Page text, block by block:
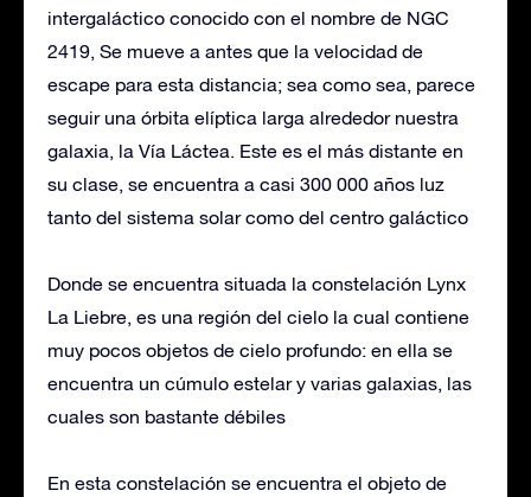
intergaláctico conocido con el nombre de NGC
2419, Se mueve a antes que la velocidad de
escape para esta distancia; sea ​​como sea, parece
seguir una órbita elíptica larga alrededor nuestra
galaxia, la Vía Láctea. Este es el más distante en
su clase, se encuentra a casi 300 000 años luz
tanto del sistema solar como del centro galáctico
Donde se encuentra situada la constelación Lynx
La Liebre, es una región del cielo la cual contiene
muy pocos objetos de cielo profundo: en ella se
encuentra un cúmulo estelar y varias galaxias, las
cuales son bastante débiles
En esta constelación se encuentra el objeto de